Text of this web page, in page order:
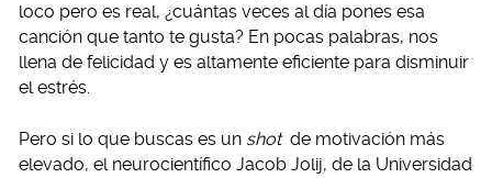
loco pero es real, ¿cuántas veces al día pones esa
canción que tanto te gusta? En pocas palabras, nos
llena de felicidad y es altamente eficiente para disminuir
el estrés.
Pero si lo que buscas es un shot de motivación más
elevado, el neurocientífico Jacob Jolij, de la Universidad